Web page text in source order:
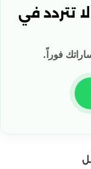
تتردد في
فوراً.